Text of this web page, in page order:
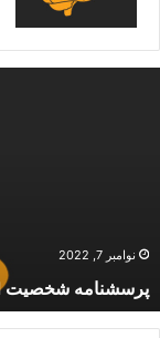
نوامبر 7, 2022
پرسشنامه شخصیت cattell